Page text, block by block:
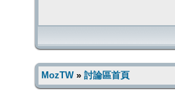
MozTW» 討論區首頁